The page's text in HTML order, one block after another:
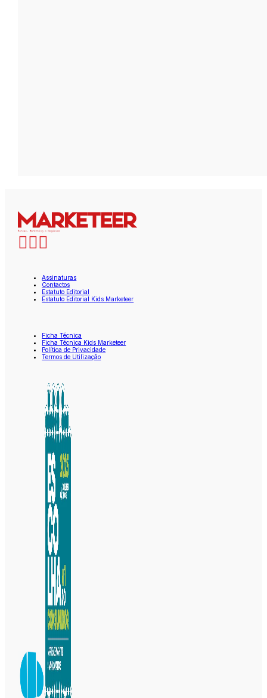
Assinaturas
Contactos
Estatuto Editorial
Estatuto Editorial Kids Marketeer
Ficha Técnica
Ficha Técnica Kids Marketeer
Política de Privacidade
Termos de Utilização